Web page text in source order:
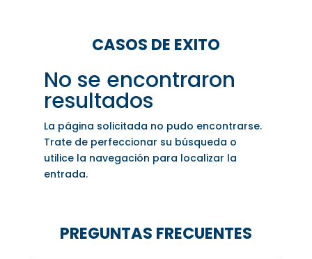
CASOS DE EXITO
No se encontraron
resultados
La página solicitada no pudo encontrarse.
Trate de perfeccionar su búsqueda o
utilice la navegación para localizar la
entrada.
PREGUNTAS FRECUENTES